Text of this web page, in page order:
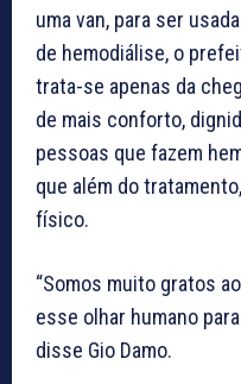
uma van, para ser
de hemodiálise, o
trata-se apenas da
de mais conforto,
pessoas que fazem
que além do
físico.
“Somos muito gratos
esse olhar humano
disse Gio Damo.